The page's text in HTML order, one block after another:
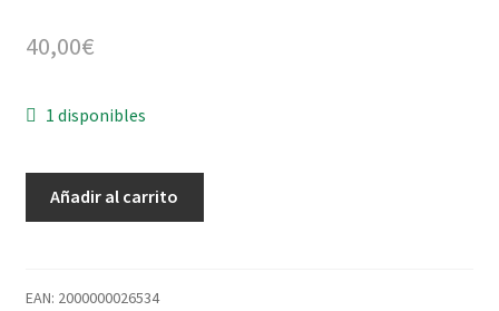
40,00€
1 disponibles
Dos
Añadir al carrito
EAN: 2000000026534